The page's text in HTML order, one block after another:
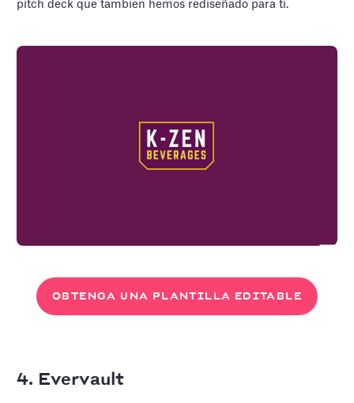
pitch deck que también hemos rediseñado para ti.
OBTENGA UNA PLANTILLA EDITABLE
4. Evervault